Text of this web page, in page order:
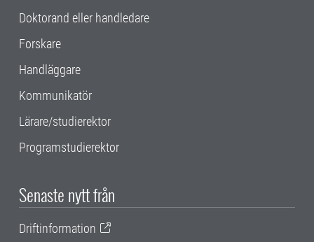
Doktorand eller handledare
Forskare
Handläggare
Kommunikatör
Lärare/studierektor
Programstudierektor
Senaste nytt från
Driftinformation